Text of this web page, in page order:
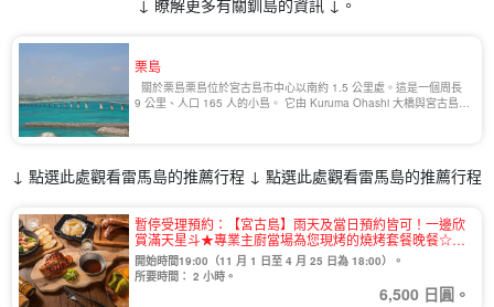
栗島
關於栗島栗島位於宮古島市中心以南約 1.5 公里處。這是一個周長
9 公里、人口 165 人的小島。 它由 Kuruma Ohashi 大橋與宮古島相
↓ 點選此處觀看雷馬島的推薦行程 ↓ 點選此處觀看雷馬島的推薦行程
暫停受理預約：【宮古島】雨天及當日預約皆可！一邊欣
賞滿天星斗★專業主廚當場為您現烤的燒烤套餐晚餐☆烤
棉花糖可無限續加！（No.905）
開始時間19:00（11 月 1 日至 4 月 25 日為 18:00）。
所要時間： 2 小時。
6,500 日圓。